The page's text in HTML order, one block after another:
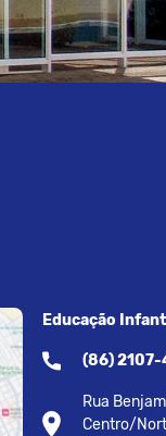
Educação
(86)
Rua
Centro/